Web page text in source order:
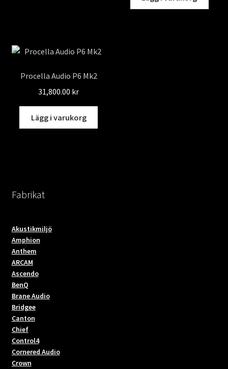
alternativen
på
Procella Audio P6 Mk2
31,800.00 kr
Lägg i varukorg
Fabrikat
Akustikmiljö
Amphion
Anthem
ARCAM
Ascendo
BenQ
Brane Audio
Bridgee
Canton
Chief
Control4
Cornered Audio
Crown